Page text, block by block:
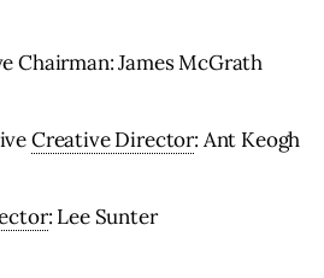
Chairman: James McGrath
Creative Director: Ant Keogh
: Lee Sunter